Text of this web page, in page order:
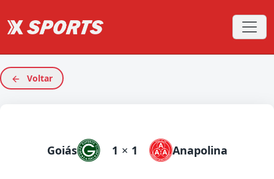
Voltar
Goiás 1 × 1 Anapolina